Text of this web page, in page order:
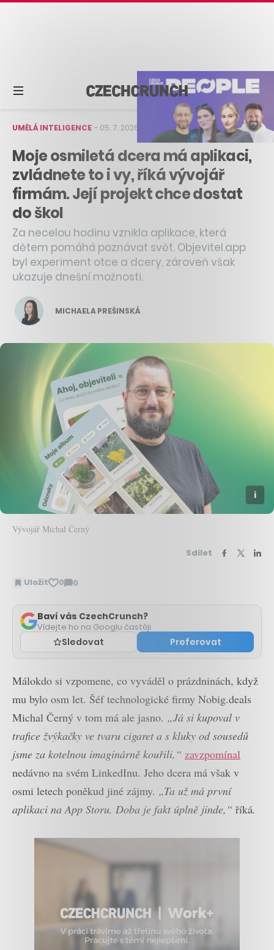
UMĚLÁ INTELIGENCE– 05. 7. 2026 4 min čtení
Moje osmiletá dcera má aplikaci,
zvládnete to i vy, říká vývojář
firmám. Její projekt chce dostat
do škol
Za necelou hodinu vznikla aplikace, která
dětem pomáhá poznávat svět. Objevitel.app
byl experiment otce a dcery, zároveň však
ukazuje dnešní možnosti.
MICHAELA PREŠINSKÁ
Vývojář Michal Černý
Sdílet
Uložit 0 0
Zobrazit
Baví vás CzechCrunch?
Vídejte ho na Googlu častěji.
Sledovat Preferovat
Málokdo si vzpomene, co vyváděl o prázdninách, když
mu bylo osm let. Šéf technologické firmy Nobig.deals
Michal Černý v tom má ale jasno. „Já si kupoval v
trafice žvýkačky ve tvaru cigaret a s kluky od sousedů
jsme za kotelnou imaginárně kouřili,“ zavzpomínal
nedávno na svém LinkedInu. Jeho dcera má však v
osmi letech poněkud jiné zájmy. „Ta už má první
aplikaci na App Storu. Doba je fakt úplně jinde,“ říká.